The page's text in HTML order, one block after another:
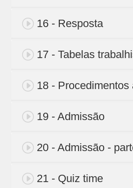
16 - Resposta
17 - Tabelas
18 - Procedimentos
19 - Admissão
20 - Admissão -
21 - Quiz time